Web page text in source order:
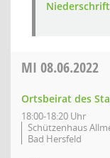
MI 08.06.2022
Ortsbeirat des
18:00-18:20 Uhr
Schützenhaus
Bad Hersfeld